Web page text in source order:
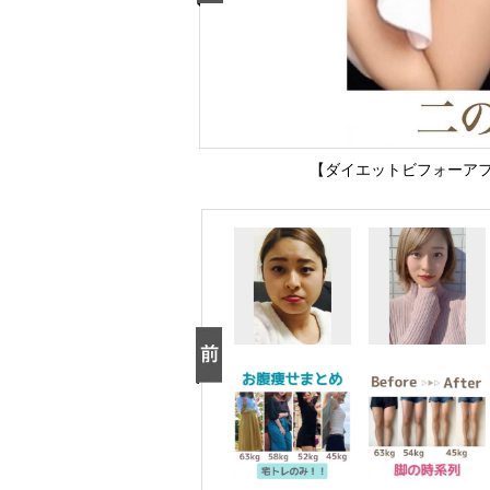
【ダイエットビフォーア